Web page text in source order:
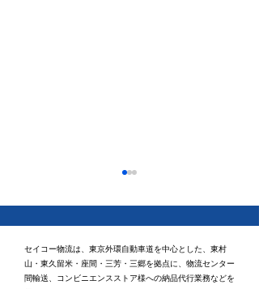
セイコー物流は、東京外環自動車道を中心とした、東村
山・東久留米・座間・三芳・三郷を拠点に、物流センター
間輸送、コンビニエンスストア様への納品代行業務などを